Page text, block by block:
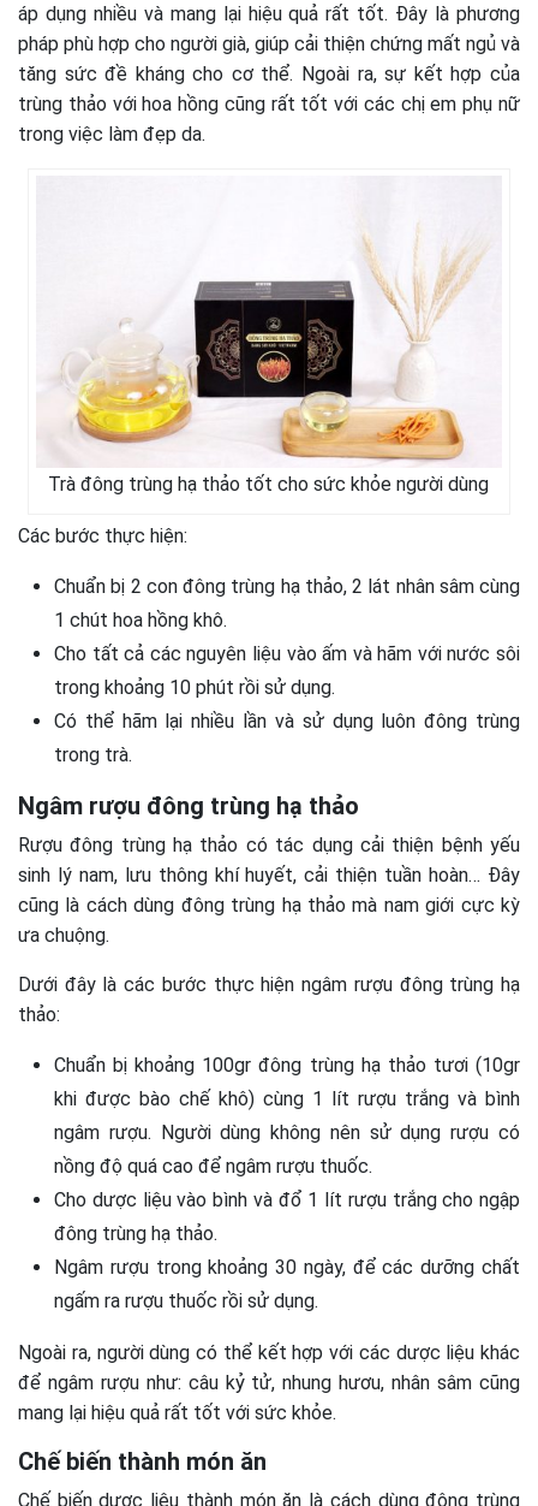
áp dụng nhiều và mang lại hiệu quả rất tốt. Đây là phương
pháp phù hợp cho người già, giúp cải thiện chứng mất ngủ và
tăng sức đề kháng cho cơ thể. Ngoài ra, sự kết hợp của
trùng thảo với hoa hồng cũng rất tốt với các chị em phụ nữ
trong việc làm đẹp da.
Trà đông trùng hạ thảo tốt cho sức khỏe người dùng
Các bước thực hiện:
Chuẩn bị 2 con đông trùng hạ thảo, 2 lát nhân sâm cùng
1 chút hoa hồng khô.
Cho tất cả các nguyên liệu vào ấm và hãm với nước sôi
trong khoảng 10 phút rồi sử dụng.
Có thể hãm lại nhiều lần và sử dụng luôn đông trùng
trong trà.
Ngâm rượu đông trùng hạ thảo
Rượu đông trùng hạ thảo có tác dụng cải thiện bệnh yếu
sinh lý nam, lưu thông khí huyết, cải thiện tuần hoàn… Đây
cũng là cách dùng đông trùng hạ thảo mà nam giới cực kỳ
ưa chuộng.
Dưới đây là các bước thực hiện ngâm rượu đông trùng hạ
thảo:
Chuẩn bị khoảng 100gr đông trùng hạ thảo tươi (10gr
khi được bào chế khô) cùng 1 lít rượu trắng và bình
ngâm rượu. Người dùng không nên sử dụng rượu có
nồng độ quá cao để ngâm rượu thuốc.
Cho dược liệu vào bình và đổ 1 lít rượu trắng cho ngập
đông trùng hạ thảo.
Ngâm rượu trong khoảng 30 ngày, để các dưỡng chất
ngấm ra rượu thuốc rồi sử dụng.
Ngoài ra, người dùng có thể kết hợp với các dược liệu khác
để ngâm rượu như: câu kỷ tử, nhung hươu, nhân sâm cũng
mang lại hiệu quả rất tốt với sức khỏe.
Chế biến thành món ăn
Chế biến dược liệu thành món ăn là cách dùng đông trùng